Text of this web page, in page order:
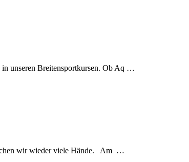
in unseren Breitensportkursen. Ob Aq …
wir wieder viele Hände. Am …